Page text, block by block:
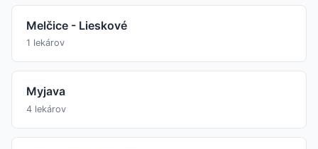
Melčice - Lieskové
1 lekárov
Myjava
4 lekárov